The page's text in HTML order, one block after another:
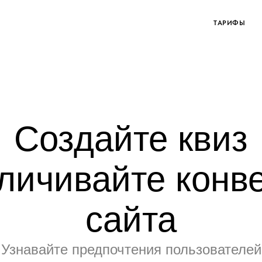
ТАРИФЫ
Создайте квиз
сайта
Узнавайте предпочтения пользователей